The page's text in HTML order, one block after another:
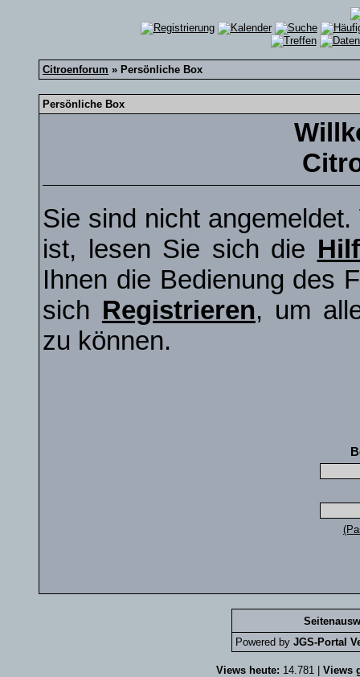
Citroenforum » Persönliche Box
Persönliche Box
Sie sind nicht
ist, lesen Sie sich die
Ihnen die Bedienung des
sich Registrieren, um
zu können.
Powered by JGS-Portal
Views heute: 14.781 | Views